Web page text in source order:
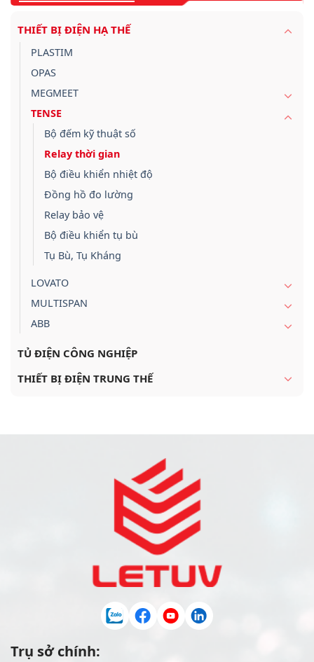
THIẾT BỊ ĐIỆN HẠ THẾ
PLASTIM
OPAS
MEGMEET
TENSE
Bộ đếm kỹ thuật số
Relay thời gian
Bộ điều khiển nhiệt độ
Đồng hồ đo lường
Relay bảo vệ
Bộ điều khiển tụ bù
Tụ Bù, Tụ Kháng
LOVATO
MULTISPAN
ABB
TỦ ĐIỆN CÔNG NGHIỆP
THIẾT BỊ ĐIỆN TRUNG THẾ
Trụ sở chính: